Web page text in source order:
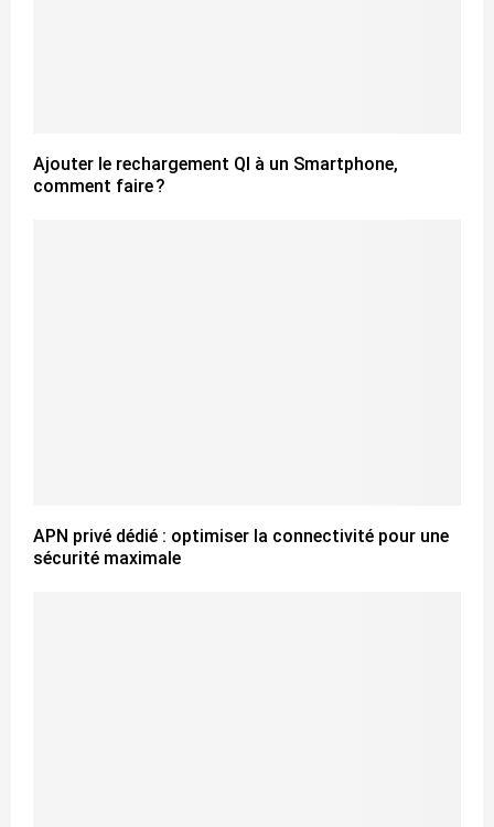
Ajouter le rechargement QI à un Smartphone,
comment faire ?
APN privé dédié : optimiser la connectivité pour une
sécurité maximale